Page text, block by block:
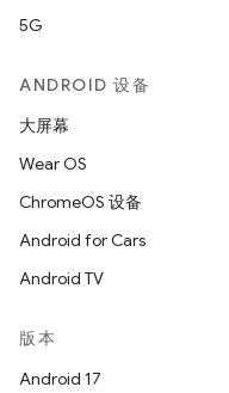
5G
ANDROID 设备
大屏幕
Wear OS
ChromeOS 设备
Android for Cars
Android TV
版本
Android 17